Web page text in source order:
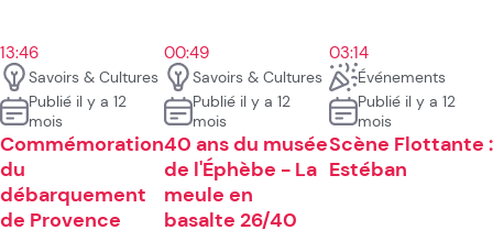
13:46
Savoirs & Cultures
Publié il y a 12
mois
Commémoration
du
débarquement
de Provence
00:49
Savoirs & Cultures
Publié il y a 12
mois
40 ans du musée
de l'Éphèbe - La
meule en
basalte 26/40
03:14
Événements
Publié il y a 12
mois
Scène Flottante :
Estéban